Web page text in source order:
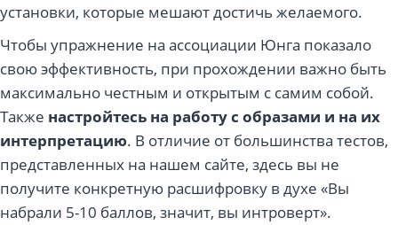
установки, которые мешают достичь желаемого.
Чтобы упражнение на ассоциации Юнга показало
свою эффективность, при прохождении важно быть
максимально честным и открытым с самим собой.
Также настройтесь на работу с образами и на их
интерпретацию. В отличие от большинства тестов,
представленных на нашем сайте, здесь вы не
получите конкретную расшифровку в духе «Вы
набрали 5-10 баллов, значит, вы интроверт».